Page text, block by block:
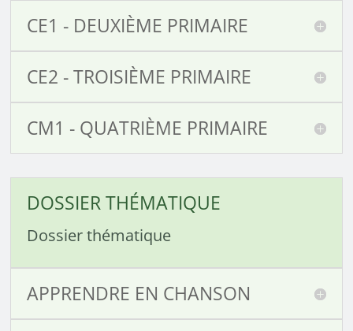
CE1 - DEUXIÈME PRIMAIRE
CE2 - TROISIÈME PRIMAIRE
CM1 - QUATRIÈME PRIMAIRE
DOSSIER THÉMATIQUE
Dossier thématique
APPRENDRE EN CHANSON